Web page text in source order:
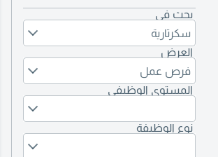
بحث في
سكرتارية
العرض
فرص عمل
المستوى الوظيفي
نوع الوظيفة